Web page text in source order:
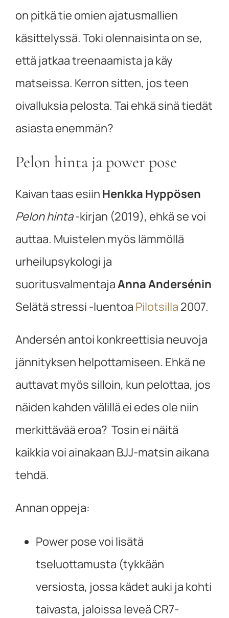
on pitkä tie omien ajatusmallien
käsittelyssä. Toki olennaisinta on se,
että jatkaa treenaamista ja käy
matseissa. Kerron sitten, jos teen
oivalluksia pelosta. Tai ehkä sinä tiedät
asiasta enemmän?
Pelon hinta ja power pose
Kaivan taas esiin Henkka Hyppösen
Pelon hinta-kirjan (2019), ehkä se voi
auttaa. Muistelen myös lämmöllä
urheilupsykologi ja
suoritusvalmentajaAnna Andersénin
Selätä stressi -luentoa Pilotsilla 2007.
Andersén antoi konkreettisia neuvoja
jännityksen helpottamiseen. Ehkä ne
auttavat myös silloin, kun pelottaa, jos
näiden kahden välillä ei edes ole niin
merkittävää eroa? Tosin ei näitä
kaikkia voi ainakaan BJJ-matsin aikana
tehdä.
Annan oppeja:
Power pose voi lisätä
tseluottamusta (tykkään
versiosta, jossa kädet auki ja kohti
taivasta, jaloissa leveä CR7-